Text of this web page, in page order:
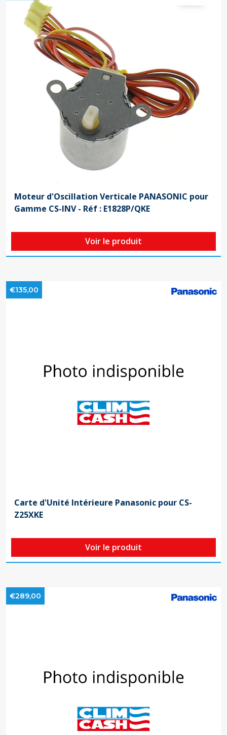
Moteur d'Oscillation Verticale PANASONIC pour
Gamme CS-INV - Réf : E1828P/QKE
Voir le produit
€135,00
Carte d'Unité Intérieure Panasonic pour CS-
Z25XKE
Voir le produit
€289,00